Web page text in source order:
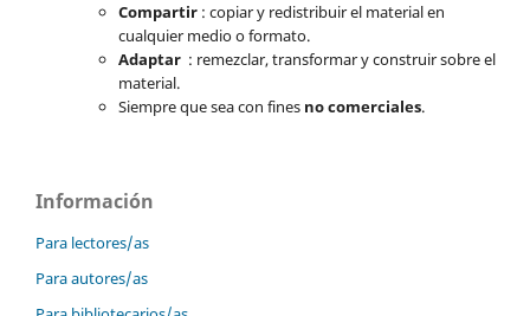
Compartir: copiar y redistribuir el material en
cualquier medio o formato.
Adaptar : remezclar, transformar y construir sobre el
material.
Siempre que sea con fines no comerciales.
Información
Para lectores/as
Para autores/as